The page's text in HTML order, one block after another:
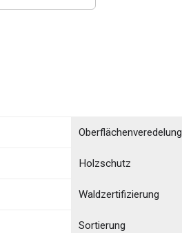
Oberflächenveredelung
Holzschutz
Waldzertifizierung
Sortierung